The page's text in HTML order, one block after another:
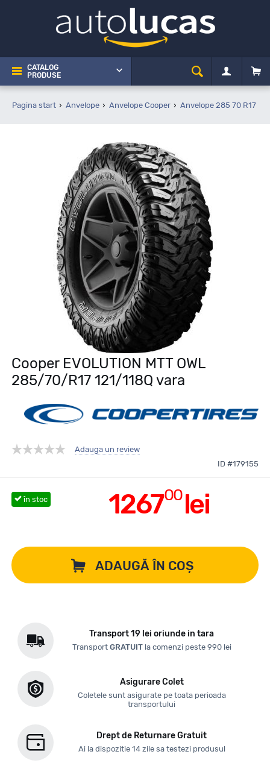
CATALOG
PRODUSE
Pagina start Anvelope Anvelope Cooper Anvelope 285 70 R17
Cooper EVOLUTION MTT OWL
285/70/R17 121/118Q vara
Adauga un review
ID #179155
126700lei
în stoc
ADAUGĂ ÎN COȘ
Transport 19 lei oriunde in tara
Transport GRATUITla comenzi peste 990 lei
Asigurare Colet
Coletele sunt asigurate pe toata perioada
transportului
Drept de Returnare Gratuit
Ai la dispozitie 14 zile sa testezi produsul